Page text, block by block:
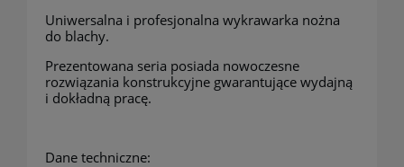
Uniwersalna i profesjonalna wykrawarka nożna
do blachy.
Prezentowana seria posiada nowoczesne
rozwiązania konstrukcyjne gwarantujące wydajną
i dokładną pracę.
Dane techniczne: